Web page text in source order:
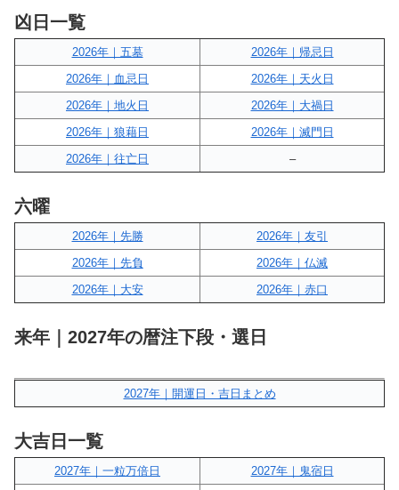
凶日一覧
2026年｜五墓
2026年｜帰忌日
2026年｜血忌日
2026年｜天火日
2026年｜地火日
2026年｜大禍日
2026年｜狼藉日
2026年｜滅門日
2026年｜往亡日
–
六曜
2026年｜先勝
2026年｜友引
2026年｜先負
2026年｜仏滅
2026年｜大安
2026年｜赤口
来年｜2027年の暦注下段・選日
2027年｜開運日・吉日まとめ
大吉日一覧
2027年｜一粒万倍日
2027年｜鬼宿日